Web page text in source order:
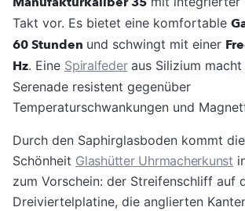
Takt vor. Es bietet eine komfortable
60 Stunden und schwingt mit einer
Hz. Eine Spiralfederaus Silizium
Serenade resistent gegenüber
Temperaturschwankungen und
Durch den Saphirglasboden kommt
Schönheit Glashütter Uhrmacherkunst
zum Vorschein: der Streifenschliff auf
Dreiviertelplatine, die anglierten